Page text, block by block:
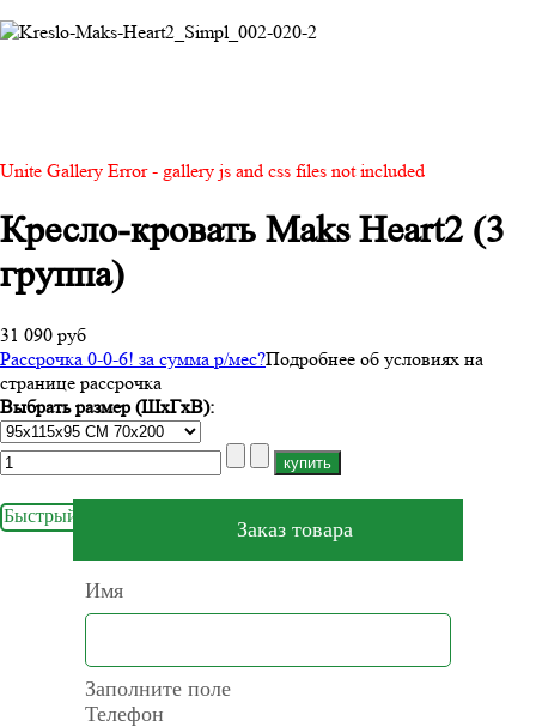
Unite Gallery Error - gallery js and css files not included
Кресло-кровать Maks Heart2 (3
группа)
31 090 руб
Рассрочка 0-0-6! за сумма р/мес?Подробнее об условиях на
странице рассрочка
Выбрать размер (ШхГхВ):
Быстрый заказ
Заказ товара
Имя
Заполните поле
Телефон